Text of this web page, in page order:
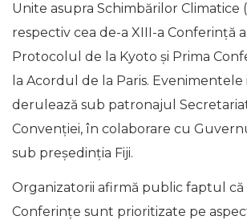
Unite asupra Schimbărilor Climatice
respectiv cea de-a XIII-a Conferinţă
Protocolul de la Kyoto şi Prima
la Acordul de la Paris.
derulează sub patronajul
Convenţiei, în colaborare cu
sub președinția Fiji.
Organizatorii afirmă public faptul că
Conferințe sunt prioritizate pe